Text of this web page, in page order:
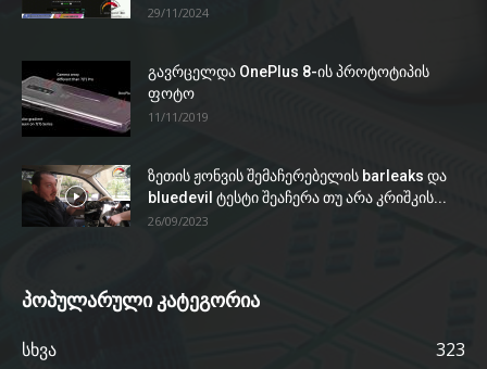
29/11/2024
გავრცელდა OnePlus 8-ის პროტოტიპის
ფოტო
11/11/2019
ზეთის ჟონვის შემაჩერებელის barleaks და
bluedevil ტესტი შეაჩერა თუ არა კრიშკის...
26/09/2023
პოპულარული კატეგორია
სხვა
323